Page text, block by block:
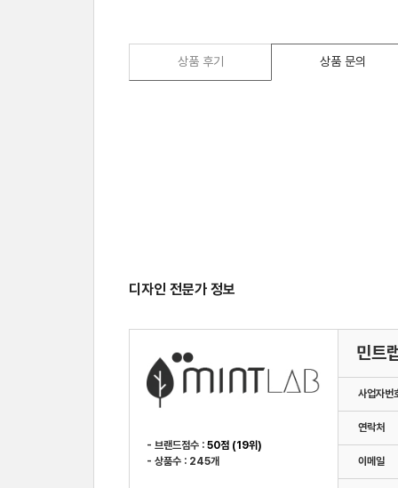
상품 후기 상품 문의
디자인 전문가 정보
- 브랜드점수 : 50점 (19위)
- 상품수 : 245개
민트
사업자번
연락처
이메일